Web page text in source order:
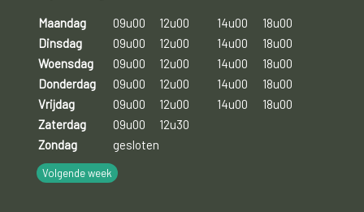
Maandag 09u00 12u00 14u00
18u00
Dinsdag
09u00 12u00 14u00
18u00
Woensdag
09u00 12u00 14u00
18u00
Donderdag
09u00 12u00 14u00
18u00
Vrijdag
09u00 12u00 14u00
18u00
Zaterdag
09u00
12u30
Zondag
gesloten
Volgende week